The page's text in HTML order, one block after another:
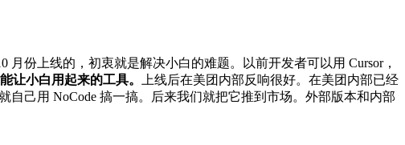
份上线的，初衷就是解决小白的难题。以前开发者可以用 Cursor，
让小白用起来的工具。
上线后在美团内部反响很好。在美团内部已经
己用 NoCode 搞一搞。后来我们就把它推到市场。外部版本和内部